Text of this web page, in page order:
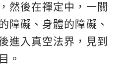
然後在禪定中，一關
障礙、身體的障礙、
進入真空法界，見到
。